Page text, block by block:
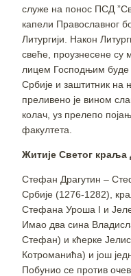
служе на понос ПСД
капели Православног
Литургији. Након
свеће, проузнесене су
лицем Господњим буде
Србије и заштитник на
преливено је вином
колач, уз прелепо
факултета.
Житије Светог краља
Стефан Драгутин –
Србије (1276-1282),
Стефана Уроша I и
Имао два сина
Стефан) и кћерке
Котроманића) и још
Побунио се против